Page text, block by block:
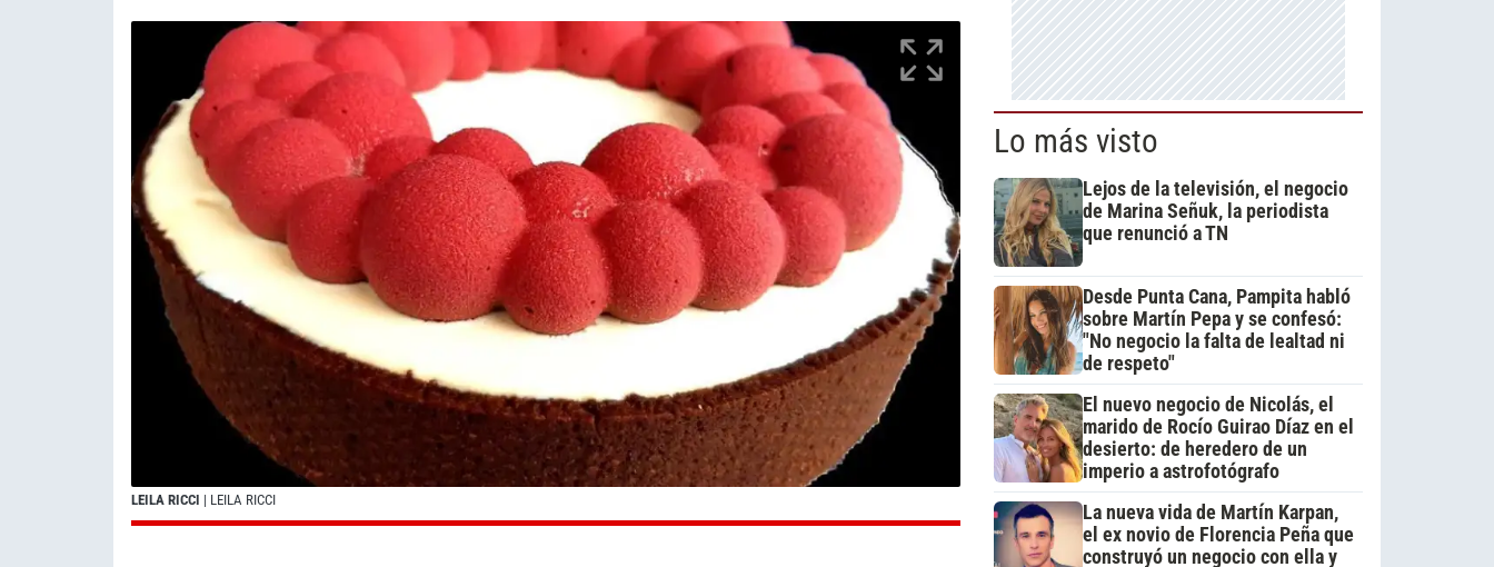
LEILA RICCI | LEILA RICCI
Lo más visto
Lejos de la televisión, el negocio
de Marina Señuk, la periodista
que renunció a TN
Desde Punta Cana, Pampita habló
sobre Martín Pepa y se confesó:
"No negocio la falta de lealtad ni
de respeto"
El nuevo negocio de Nicolás, el
marido de Rocío Guirao Díaz en el
desierto: de heredero de un
imperio a astrofotógrafo
La nueva vida de Martín Karpan,
el ex novio de Florencia Peña que
construyó un negocio con ella y